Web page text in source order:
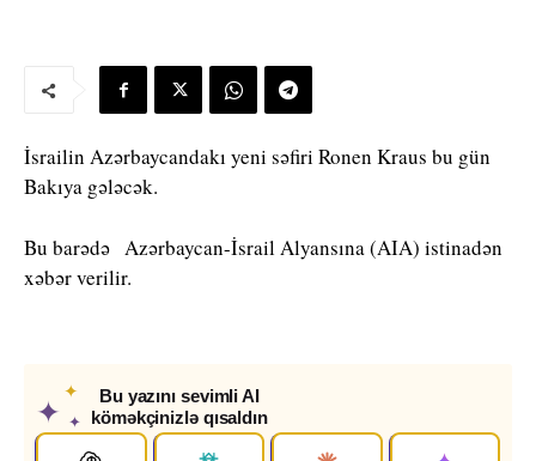
İsrailin Azərbaycandakı yeni səfiri Ronen Kraus bu gün
Bakıya gələcək.
Bu barədə Azərbaycan-İsrail Alyansına (AIA) istinadən
xəbər verilir.
✦
✦
✦
Bu yazını sevimli AI
köməkçinizlə qısaldın